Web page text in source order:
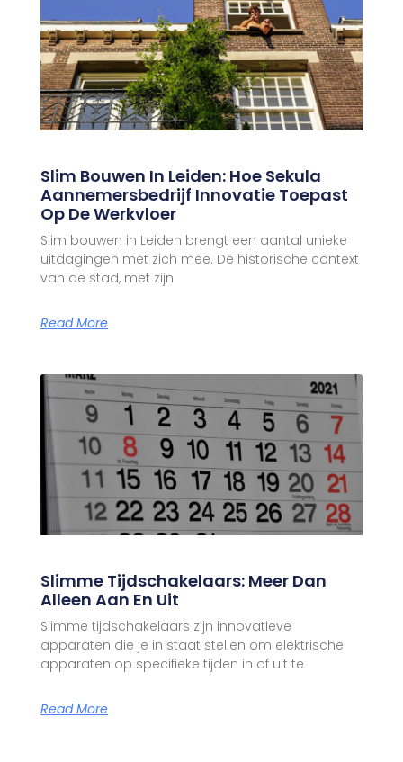
Slim Bouwen In Leiden: Hoe Sekula
Aannemersbedrijf Innovatie Toepast
Op De Werkvloer
Slim bouwen in Leiden brengt een aantal unieke
uitdagingen met zich mee. De historische context
van de stad, met zijn
Read More
Slimme Tijdschakelaars: Meer Dan
Alleen Aan En Uit
Slimme tijdschakelaars zijn innovatieve
apparaten die je in staat stellen om elektrische
apparaten op specifieke tijden in of uit te
Read More